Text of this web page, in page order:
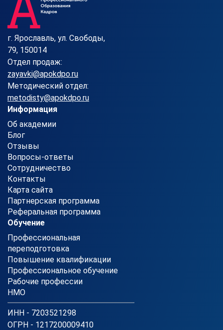
г. Ярославль, ул. Свободы,
79, 150014
Отдел продаж:
zayavki@apokdpo.ru
Методический отдел:
metodisty@apokdpo.ru
Информация
Об академии
Блог
Отзывы
Вопросы-ответы
Сотрудничество
Контакты
Карта сайта
Партнерская программа
Реферальная программа
Обучение
Профессиональная
переподготовка
Повышение квалификации
Профессиональное обучение
Рабочие профессии
НМО
ИНН - 7203521298
ОГРН - 1217200009410